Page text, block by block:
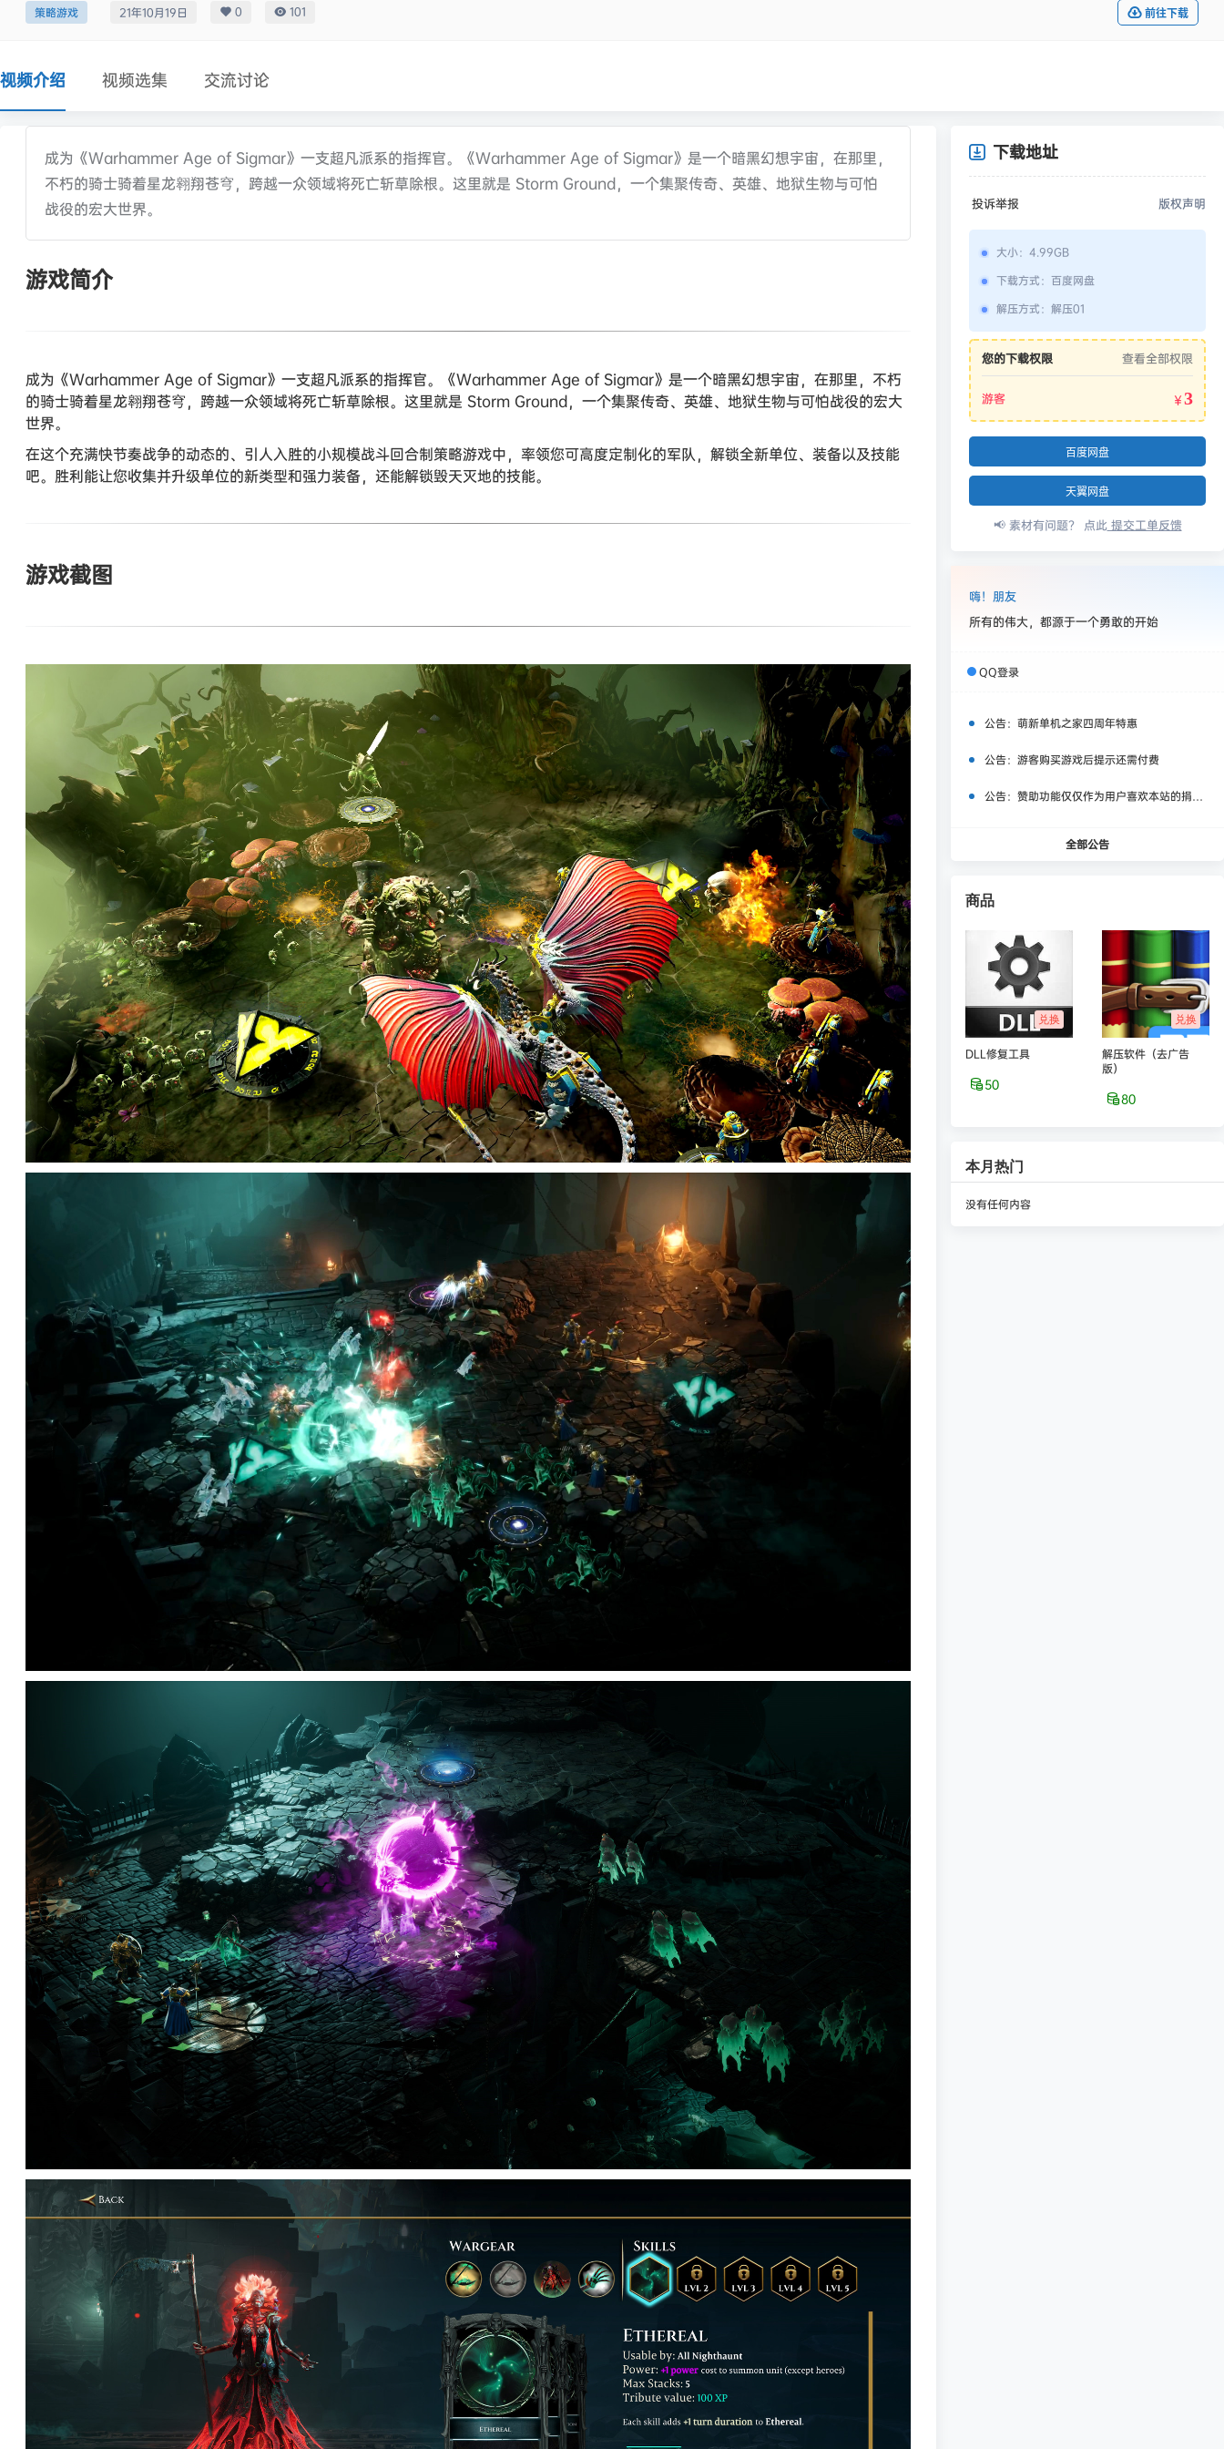
策略游戏 21年10月19日 0 101 前往下载
视频介绍 视频选集 交流讨论
成为《Warhammer Age of Sigmar》一支超凡派系的指挥官。《Warhammer Age of Sigmar》是一个暗黑幻想宇宙，在那里，
不朽的骑士骑着星龙翱翔苍穹，跨越一众领域将死亡斩草除根。这里就是 Storm Ground，一个集聚传奇、英雄、地狱生物与可怕
战役的宏大世界。
游戏简介
成为《Warhammer Age of Sigmar》一支超凡派系的指挥官。《Warhammer Age of Sigmar》是一个暗黑幻想宇宙，在那里，不朽
的骑士骑着星龙翱翔苍穹，跨越一众领域将死亡斩草除根。这里就是 Storm Ground，一个集聚传奇、英雄、地狱生物与可怕战役的宏大
世界。
在这个充满快节奏战争的动态的、引人入胜的小规模战斗回合制策略游戏中，率领您可高度定制化的军队，解锁全新单位、装备以及技能
吧。胜利能让您收集并升级单位的新类型和强力装备，还能解锁毁天灭地的技能。
游戏截图
下载地址
投诉举报 版权声明
大小： 4.99GB
下载方式： 百度网盘
解压方式： 解压01
您的下载权限 查看全部权限
游客 ￥3
百度网盘
天翼网盘
📢 素材有问题？ 点此提交工单反馈
嗨！朋友
所有的伟大，都源于一个勇敢的开始
QQ登录
公告： 萌新单机之家四周年特惠
公告： 游客购买游戏后提示还需付费
公告： 赞助功能仅仅作为用户喜欢本站的捐赠打赏功能，同时赞助费用也将作为服务器费用,网盘扩容费用等，所有内容不作为商业行为。
全部公告
商品
兑换
DLL修复工具
50
兑换
解压软件（去广告
版）
80
本月热门
没有任何内容